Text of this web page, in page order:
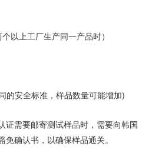
以上工厂生产同一产品时）
的安全标准，样品数量可能增加)
需要邮寄测试样品时，需要向韩国
确认书，以确保样品通关。